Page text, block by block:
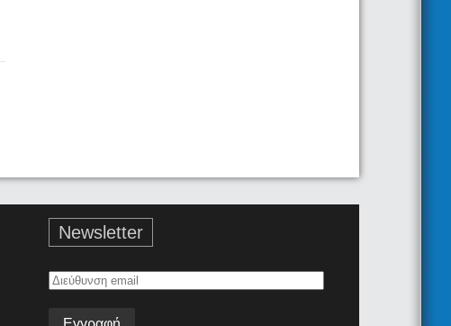
Newsletter
Διεύθυνση